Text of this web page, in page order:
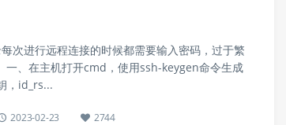
次进行远程连接的时候都需要输入密码，过于繁
一、在主机打开cmd，使用ssh-keygen命令生成
，id_rs...
2023-02-23 2744